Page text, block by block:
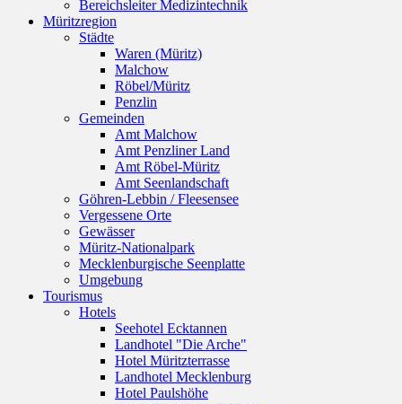
Bereichsleiter Medizintechnik
Müritzregion
Städte
Waren (Müritz)
Malchow
Röbel/Müritz
Penzlin
Gemeinden
Amt Malchow
Amt Penzliner Land
Amt Röbel-Müritz
Amt Seenlandschaft
Göhren-Lebbin / Fleesensee
Vergessene Orte
Gewässer
Müritz-Nationalpark
Mecklenburgische Seenplatte
Umgebung
Tourismus
Hotels
Seehotel Ecktannen
Landhotel "Die Arche"
Hotel Müritzterrasse
Landhotel Mecklenburg
Hotel Paulshöhe